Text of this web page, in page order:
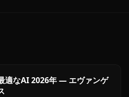
適なAI 2026年 — エヴァンゲ